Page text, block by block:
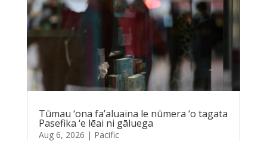
Tūmau ‘ona fa’aluaina le nūmera ‘o tagata
Pasefika ‘e lēai ni gāluega
Aug 6, 2026 | Pacific